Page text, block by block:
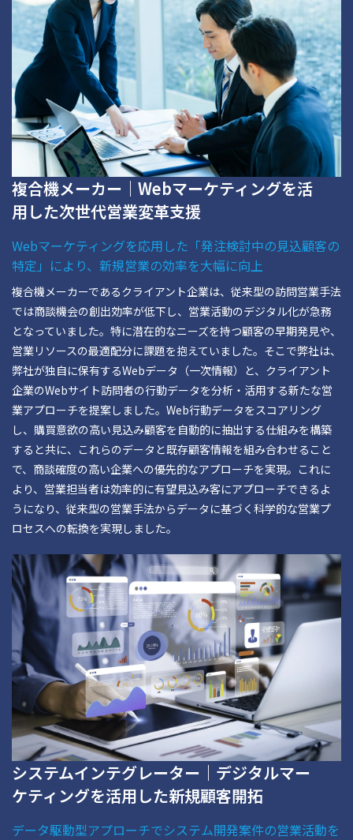
複合機メーカー｜Webマーケティングを活
用した次世代営業変革支援
Webマーケティングを応用した「発注検討中の見込顧客の
特定」により、新規営業の効率を大幅に向上
複合機メーカーであるクライアント企業は、従来型の訪問営業手法
では商談機会の創出効率が低下し、営業活動のデジタル化が急務
となっていました。特に潜在的なニーズを持つ顧客の早期発見や、
営業リソースの最適配分に課題を抱えていました。そこで弊社は、
弊社が独自に保有するWebデータ（一次情報）と、クライアント
企業のWebサイト訪問者の行動データを分析・活用する新たな営
業アプローチを提案しました。Web行動データをスコアリング
し、購買意欲の高い見込み顧客を自動的に抽出する仕組みを構築
すると共に、これらのデータと既存顧客情報を組み合わせること
で、商談確度の高い企業への優先的なアプローチを実現。これに
より、営業担当者は効率的に有望見込み客にアプローチできるよ
うになり、従来型の営業手法からデータに基づく科学的な営業プ
ロセスへの転換を実現しました。
システムインテグレーター｜デジタルマー
ケティングを活用した新規顧客開拓
データ駆動型アプローチでシステム開発案件の営業活動を